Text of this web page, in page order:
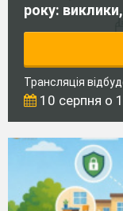
року:
Трансляція
10 серпня о